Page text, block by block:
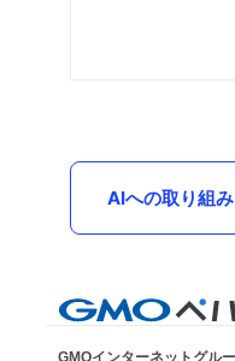
AIへの取り組み
GMOインターネットグル